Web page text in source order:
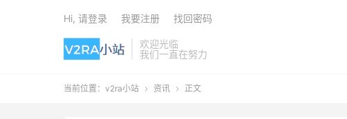
欢迎光临
我们一直在努力
Hi, 请登录 我要注册 找回密码
当前位置： v2ra小站  资讯  正文